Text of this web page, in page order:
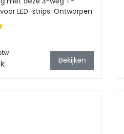
LED-strips. Ontworpen
instal...
Bekijken